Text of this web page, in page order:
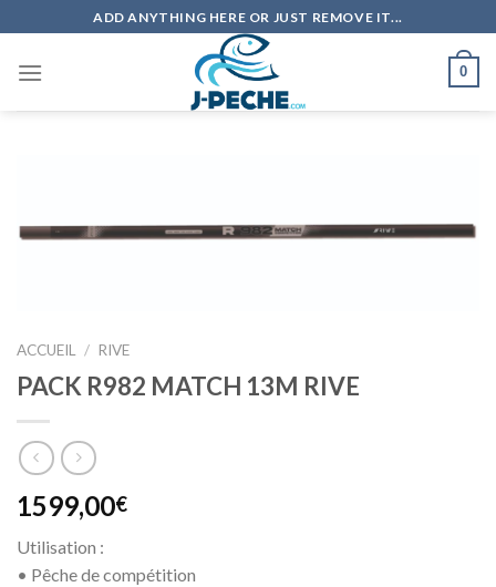
to
content
ADD ANYTHING HERE OR JUST REMOVE IT...
0
ACCUEIL / RIVE
PACK R982 MATCH 13M RIVE
1599,00€
Utilisation :
• Pêche de compétition